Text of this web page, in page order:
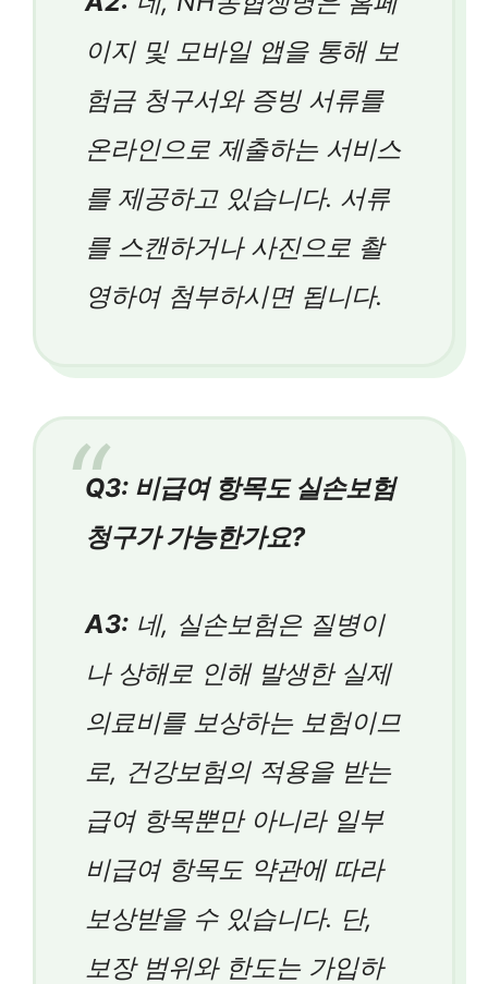
이지 및 모바일 앱을 통해 보
험금 청구서와 증빙 서류를
온라인으로 제출하는 서비스
를 제공하고 있습니다. 서류
를 스캔하거나 사진으로 촬
영하여 첨부하시면 됩니다.
Q3: 비급여 항목도 실손보험
청구가 가능한가요?
A3: 네, 실손보험은 질병이
나 상해로 인해 발생한 실제
의료비를 보상하는 보험이므
로, 건강보험의 적용을 받는
급여 항목뿐만 아니라 일부
비급여 항목도 약관에 따라
보상받을 수 있습니다. 단,
보장 범위와 한도는 가입하